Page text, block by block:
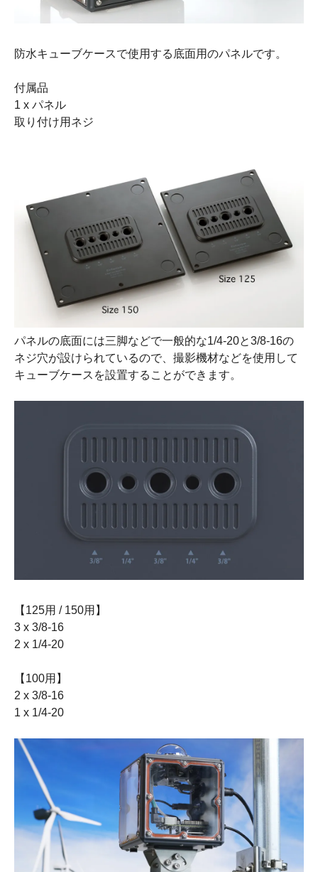
防水キューブケースで使用する底面用のパネルです。
付属品
1 x パネル
取り付け用ネジ
パネルの底面には三脚などで一般的な1/4-20と3/8-16の
ネジ穴が設けられているので、撮影機材などを使用して
キューブケースを設置することができます。
【125用 / 150用】
3 x 3/8-16
2 x 1/4-20
【100用】
2 x 3/8-16
1 x 1/4-20